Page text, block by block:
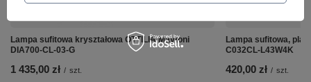
Lampa sufitowa kryształowa OTTILIA Maytoni
DIA700-CL-03-G
1 435,00 zł / szt.
Lampa sufitowa,
C032CL-L43W4K
420,00 zł / szt.